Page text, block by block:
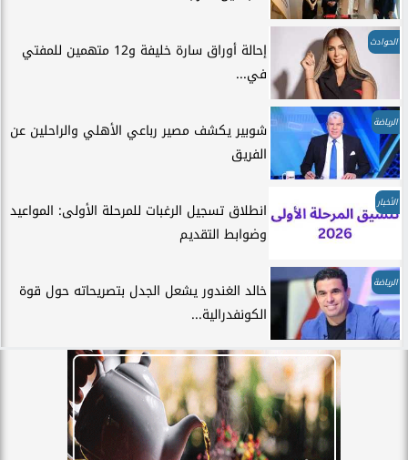
الحوادث
إحالة أوراق سارة خليفة و12 متهمين للمفتي
في...
الرياضة
شوبير يكشف مصير رباعي الأهلي والراحلين عن
الفريق
الأخبار
انطلاق تسجيل الرغبات للمرحلة الأولى: المواعيد
وضوابط التقديم
الرياضة
خالد الغندور يشعل الجدل بتصريحاته حول قوة
الكونفدرالية...